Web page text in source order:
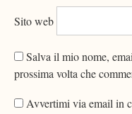
Sito web
Salva il mio nome,
prossima volta che
Avvertimi via email in